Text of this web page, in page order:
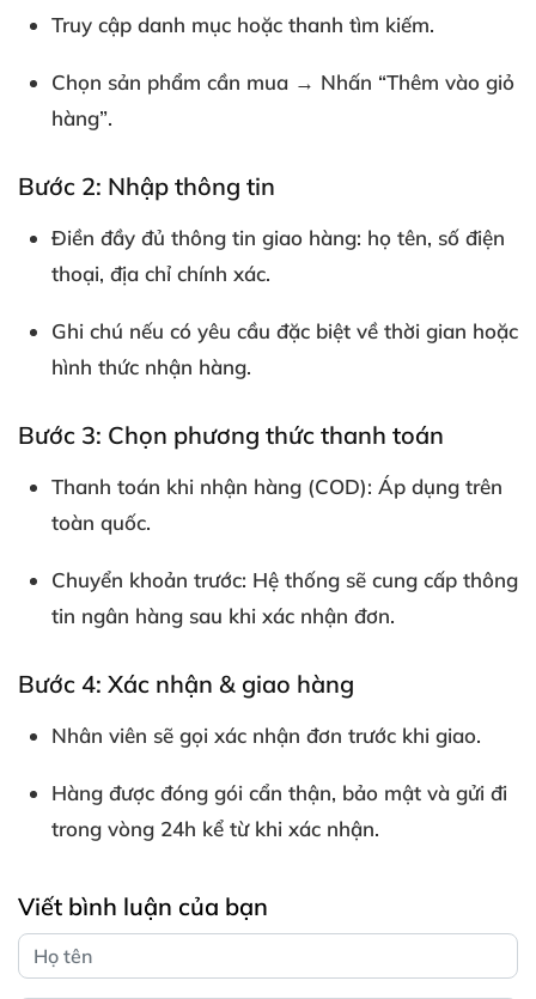
Truy cập danh mục hoặc thanh tìm kiếm.
Chọn sản phẩm cần mua → Nhấn “Thêm vào giỏ
hàng”.
Bước 2: Nhập thông tin
Điền đầy đủ thông tin giao hàng: họ tên, số điện
thoại, địa chỉ chính xác.
Ghi chú nếu có yêu cầu đặc biệt về thời gian hoặc
hình thức nhận hàng.
Bước 3: Chọn phương thức thanh toán
Thanh toán khi nhận hàng (COD): Áp dụng trên
toàn quốc.
Chuyển khoản trước: Hệ thống sẽ cung cấp thông
tin ngân hàng sau khi xác nhận đơn.
Bước 4: Xác nhận & giao hàng
Nhân viên sẽ gọi xác nhận đơn trước khi giao.
Hàng được đóng gói cẩn thận, bảo mật và gửi đi
trong vòng 24h kể từ khi xác nhận.
Viết bình luận của bạn